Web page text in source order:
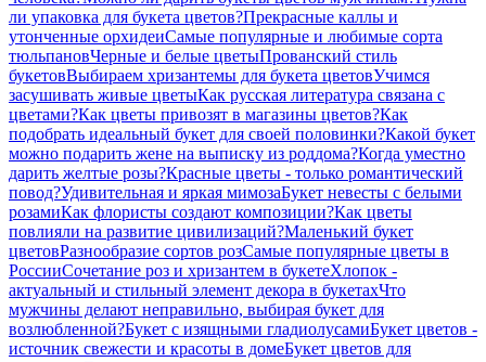
ли упаковка для букета цветов?Прекрасные каллы и
утонченные орхидеиСамые популярные и любимые сорта
тюльпановЧерные и белые цветыПрованский стиль
букетовВыбираем хризантемы для букета цветовУчимся
засушивать живые цветыКак русская литература связана с
цветами?Как цветы привозят в магазины цветов?Как
подобрать идеальный букет для своей половинки?Какой букет
можно подарить жене на выписку из роддома?Когда уместно
дарить желтые розы?Красные цветы - только романтический
повод?Удивительная и яркая мимозаБукет невесты с белыми
розамиКак флористы создают композиции?Как цветы
повлияли на развитие цивилизаций?Маленький букет
цветовРазнообразие сортов розСамые популярные цветы в
РоссииСочетание роз и хризантем в букетеХлопок -
актуальный и стильный элемент декора в букетахЧто
мужчины делают неправильно, выбирая букет для
возлюбленной?Букет с изящными гладиолусамиБукет цветов -
источник свежести и красоты в домеБукет цветов для